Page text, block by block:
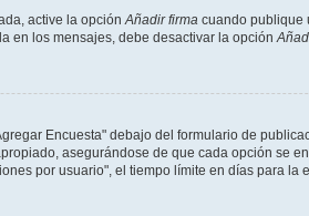
active la opciónAñadir firma cuando publique
en los mensajes, debe desactivar la opción
Encuesta" debajo del formulario de
asegurándose de que cada opción se
por usuario", el tiempo límite en días para la